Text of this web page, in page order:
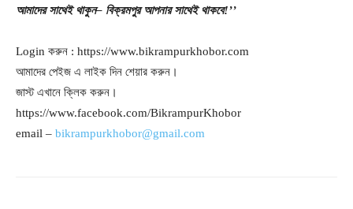
আমাদের সাথেই থাকুন– বিক্রমপুর আপনার সাথেই থাকবে!’’
Login করুন : https://www.bikrampurkhobor.com
আমাদের পেইজ এ লাইক দিন শেয়ার করুন।
জাস্ট এখানে ক্লিক করুন।
https://www.facebook.com/BikrampurKhobor
email – bikrampurkhobor@gmail.com